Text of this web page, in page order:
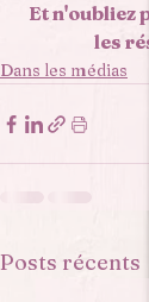
Et n'oubliez
les
Dans les médias
Posts récents